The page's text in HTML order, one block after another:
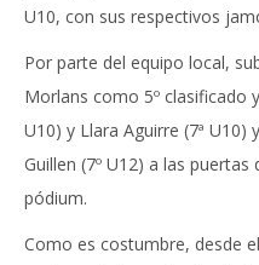
U10, con sus respectivos
Por parte del equipo local,
Morlans como 5º clasificado
U10) y Llara Aguirre (7ª U10)
Guillen (7º U12) a las
pódium.
Como es costumbre, desde